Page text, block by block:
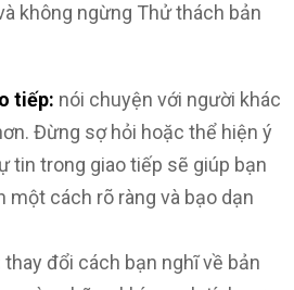
không ngừng Thử thách bản
tiếp: nói chuyện với người khác
Đừng sợ hỏi hoặc thể hiện ý
tin trong giao tiếp sẽ giúp bạn
một cách rõ ràng và bạo dạn
thay đổi cách bạn nghĩ về bản